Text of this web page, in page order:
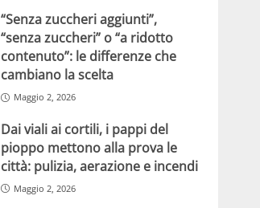
“Senza zuccheri aggiunti”,
“senza zuccheri” o “a ridotto
contenuto”: le differenze che
cambiano la scelta
Maggio 2, 2026
Dai viali ai cortili, i pappi del
pioppo mettono alla prova le
città: pulizia, aerazione e incendi
Maggio 2, 2026